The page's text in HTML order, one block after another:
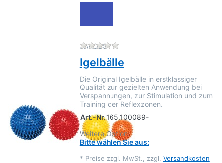
JAKOBS Zu diesem Produkt liegen
Igelbälle
Die Original Igelbälle in erstklassiger
Qualität zur gezielten Anwendung bei
Verspannungen, zur Stimulation und zum
Training der Reflexzonen.
Art.-Nr.165.100089-
Weitere Option:
Bitte wählen Sie aus:
* Preise zzgl. MwSt., zzgl. Versandkosten